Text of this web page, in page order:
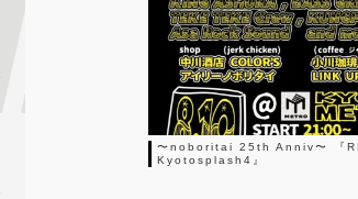
〜noboritai 25th Anniv〜 『
Kyotosplash4』